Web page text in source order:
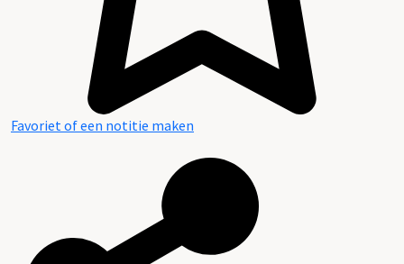
Favoriet of een notitie maken